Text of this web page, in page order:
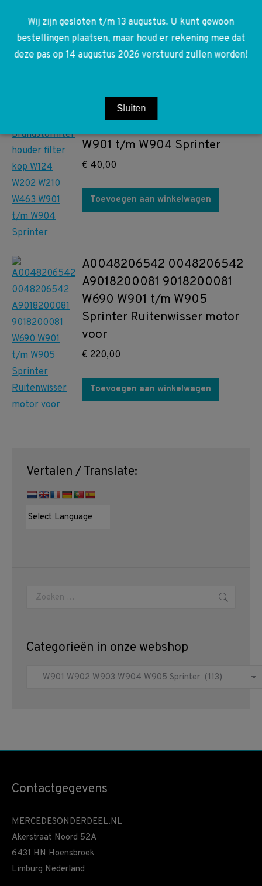
Toevoegen aan winkelwagen
Brandstoffilter houder filter
W901 t/m W904 Sprinter
€ 40,00
Toevoegen aan winkelwagen
A0048206542 0048206542
A9018200081 9018200081
W690 W901 t/m W905
Sprinter Ruitenwisser motor
voor
€ 220,00
Toevoegen aan winkelwagen
Vertalen / Translate:
Zoeken:
Categorieën in onze webshop
Contactgegevens
MERCEDESONDERDEEL.NL
Akerstraat Noord 52A
6431 HN Hoensbroek
Limburg Nederland
Wij zijn gesloten t/m 13 augustus. U kunt gewoon
bestellingen plaatsen, maar houd er rekening mee dat
deze pas op 14 augustus 2026 verstuurd zullen worden!
Sluiten